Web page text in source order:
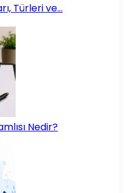
Türleri ve…
Nedir?